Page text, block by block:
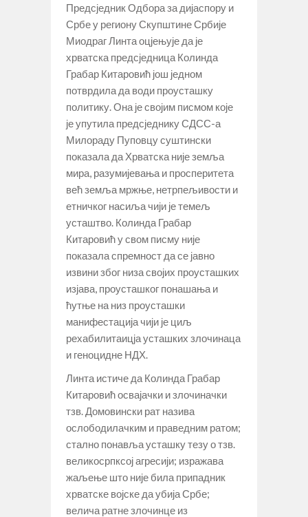
Предсједник Одбора за дијаспору и
Србе у региону Скупштине Србије
Миодраг Линта оцјењује да је
хрватска предсједница Колинда
Грабар Китаровић још једном
потврдила да води проусташку
политику. Она је својим писмом које
је упутила предсједнику СДСС-а
Милораду Пуповцу суштински
показала да Хрватска није земља
мира, разумијевања и просперитета
већ земља мржње, нетрпељивости и
етничког насиља чији је темељ
усташтво. Колинда Грабар
Китаровић у свом писму није
показала спремност да се јавно
извини због низа својих проусташких
изјава, проусташког понашања и
ћутње на низ проусташки
манифестација чији је циљ
рехабилитаицја усташких злочинаца
и геноцидне НДХ.
Линта истиче да Колинда Грабар
Китаровић освајачки и злочиначки
тзв. Домовински рат назива
ослободилачким и праведним ратом;
стално понавља усташку тезу о тзв.
великосрпксој агресији; изражава
жаљење што није била припадник
хрватске војске да убија Србе;
велича ратне злочинце из